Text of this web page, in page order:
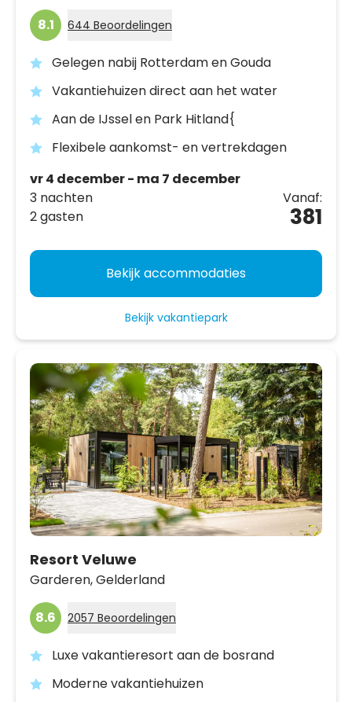
8.1 644 Beoordelingen
Gelegen nabij Rotterdam en Gouda
Vakantiehuizen direct aan het water
Aan de IJssel en Park Hitland{
Flexibele aankomst- en vertrekdagen
vr 4 december - ma 7 december
3 nachten
2 gasten
Vanaf:
381
Bekijk accommodaties
Bekijk vakantiepark
Resort Veluwe
Garderen,Gelderland
8.6 2057 Beoordelingen
Luxe vakantieresort aan de bosrand
Moderne vakantiehuizen